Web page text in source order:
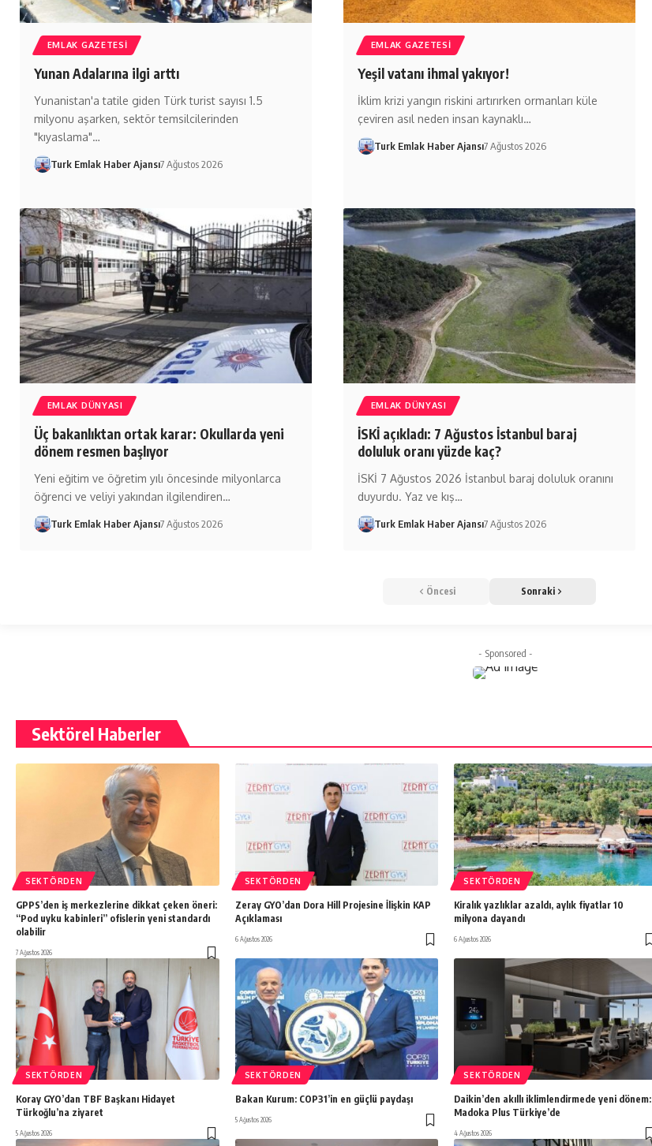
EMLAK GAZETESI
Yunan Adalarına ilgi arttı
Yunanistan'a tatile giden Türk turist sayısı 1.5
milyonu aşarken, sektör temsilcilerinden
"kıyaslama"…
Turk Emlak Haber Ajansı7 Ağustos 2026
EMLAK GAZETESI
Yeşil vatanı ihmal yakıyor!
İklim krizi yangın riskini artırırken ormanları küle
çeviren asıl neden insan kaynaklı…
Turk Emlak Haber Ajansı7 Ağustos 2026
EMLAK DÜNYASI
Üç bakanlıktan ortak karar: Okullarda yeni
dönem resmen başlıyor
Yeni eğitim ve öğretim yılı öncesinde milyonlarca
öğrenci ve veliyi yakından ilgilendiren…
Turk Emlak Haber Ajansı7 Ağustos 2026
EMLAK DÜNYASI
İSKİ açıkladı: 7 Ağustos İstanbul baraj
doluluk oranı yüzde kaç?
İSKİ 7 Ağustos 2026 İstanbul baraj doluluk oranını
duyurdu. Yaz ve kış…
Turk Emlak Haber Ajansı7 Ağustos 2026
Öncesi Sonraki
- Sponsored -
Sektörel Haberler
SEKTÖRDEN
GPPS’den iş merkezlerine dikkat çeken öneri:
“Pod uyku kabinleri” ofislerin yeni standardı
olabilir
7 Ağustos 2026
SEKTÖRDEN
Zeray GYO’dan Dora Hill Projesine İlişkin KAP
Açıklaması
6 Ağustos 2026
SEKTÖRDEN
Kiralık yazlıklar azaldı, aylık fiyatlar 10
milyona dayandı
6 Ağustos 2026
SEKTÖRDEN
Koray GYO’dan TBF Başkanı Hidayet
Türkoğlu’na ziyaret
5 Ağustos 2026
SEKTÖRDEN
Bakan Kurum: COP31’in en güçlü paydaşı
5 Ağustos 2026
SEKTÖRDEN
Daikin’den akıllı iklimlendirmede yeni dönem:
Madoka Plus Türkiye’de
4 Ağustos 2026